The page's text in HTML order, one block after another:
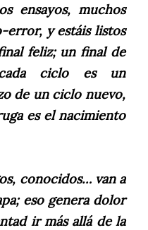
ensayos, muchos
error, y estáis listos
feliz; un final de
ciclo es un
de un ciclo nuevo,
es el nacimiento
conocidos… van a
eso genera dolor
ir más allá de la